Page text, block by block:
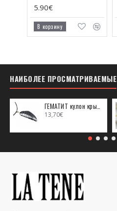
5.90€
В корзину
НАИБОЛЕЕ ПРОСМАТРИВАЕМЫЕ
13,70€